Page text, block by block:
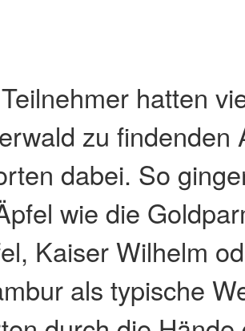
hatten
zu findenden
dabei. So
wie die
Kaiser Wilhelm
als typische